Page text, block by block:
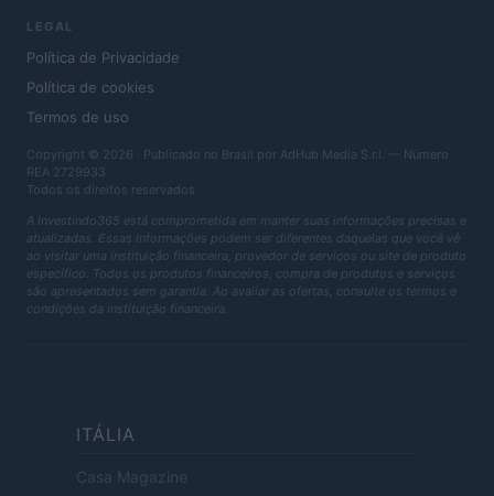
LEGAL
Política de Privacidade
Política de cookies
Termos de uso
Copyright © 2026 · Publicado no Brasil por AdHub Media S.r.l. — Número
REA 2729933
Todos os direitos reservados
A Investindo365 está comprometida em manter suas informações precisas e
atualizadas. Essas informações podem ser diferentes daquelas que você vê
ao visitar uma instituição financeira, provedor de serviços ou site de produto
específico. Todos os produtos financeiros, compra de produtos e serviços
são apresentados sem garantia. Ao avaliar as ofertas, consulte os termos e
condições da instituição financeira.
ITÁLIA
Casa Magazine